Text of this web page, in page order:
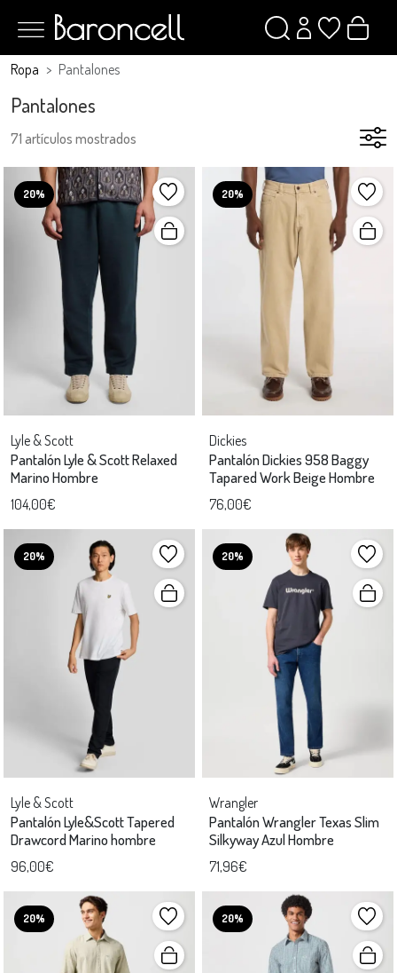
Ropa Pantalones
Pantalones
71 artículos mostrados
20%
Lyle & Scott
Pantalón Lyle & Scott Relaxed
Marino Hombre
104,00€
20%
Dickies
Pantalón Dickies 958 Baggy
Tapared Work Beige Hombre
76,00€
20%
Lyle & Scott
Pantalón Lyle&Scott Tapered
Drawcord Marino hombre
96,00€
20%
Wrangler
Pantalón Wrangler Texas Slim
Silkyway Azul Hombre
71,96€
20% 20%